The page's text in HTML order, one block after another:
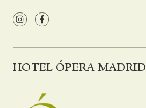
HOTEL ÓPERA MADRID